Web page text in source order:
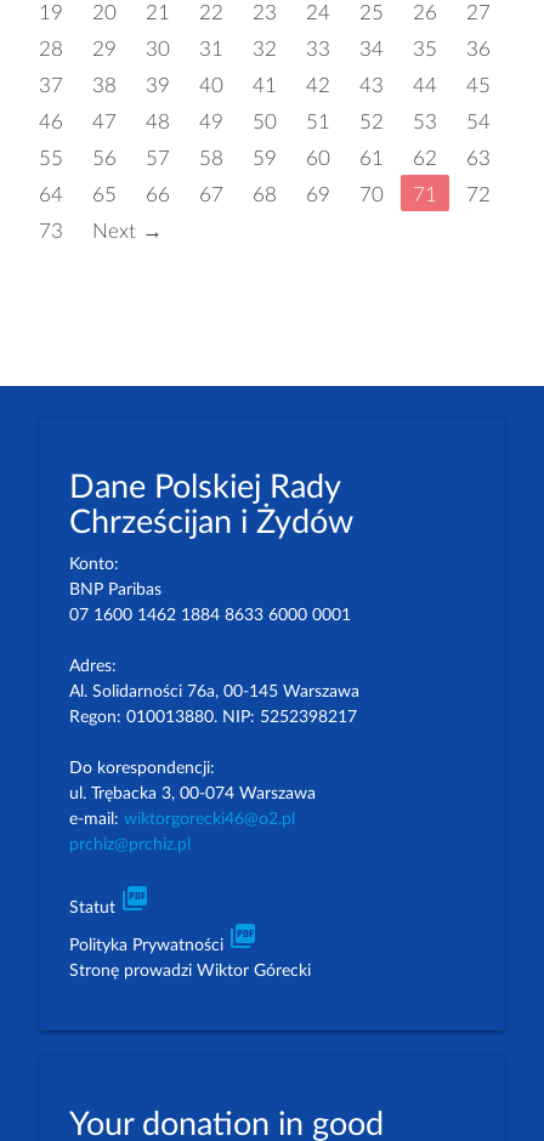
19
20 21 22 23 24 25 26
27
28
29 30 31 32 33 34 35
36
37
38 39 40 41 42 43 44
45
46
47 48 49 50 51 52 53
54
55
56 57 58 59 60 61 62
63
64
65 66 67 68 69 70 71
72
73
Next →
Dane Polskiej Rady
Chrześcijan i Żydów
Konto:
BNP Paribas
07 1600 1462 1884 8633 6000 0001
Adres:
Al. Solidarności 76a, 00-145 Warszawa
Regon: 010013880. NIP: 5252398217
Do korespondencji:
ul. Trębacka 3, 00-074 Warszawa
e-mail: wiktorgorecki46@o2.pl
prchiz@prchiz.pl
Statut picture_as_pdf
Polityka Prywatności picture_as_pdf
Stronę prowadzi Wiktor Górecki
Your donation in good